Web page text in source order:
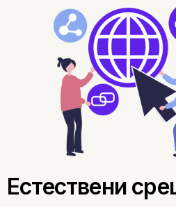
rel=“sponsored”